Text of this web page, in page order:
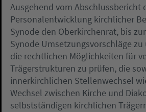
Ausgehend vom Abschlussbericht
Personalentwicklung kirchlicher
Synode den Oberkirchenrat, bis
Synode Umsetzungsvorschläge
die rechtlichen Möglichkeiten für
Trägerstrukturen zu prüfen, die
innerkirchlichen Stellenwechsel
Wechsel zwischen Kirche und
selbstständigen kirchlichen